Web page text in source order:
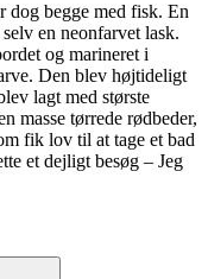
begge med fisk. En
en neonfarvet lask.
og marineret i
Den blev højtideligt
lagt med største
masse tørrede rødbeder,
fik lov til at tage et bad
et dejligt besøg – Jeg